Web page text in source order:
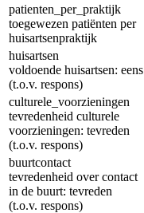
patienten_per_praktijk
toegewezen patiënten per
huisartsenpraktijk
huisartsen
voldoende huisartsen: eens
(t.o.v. respons)
culturele_voorzieningen
tevredenheid culturele
voorzieningen: tevreden
(t.o.v. respons)
buurtcontact
tevredenheid over contact
in de buurt: tevreden
(t.o.v. respons)